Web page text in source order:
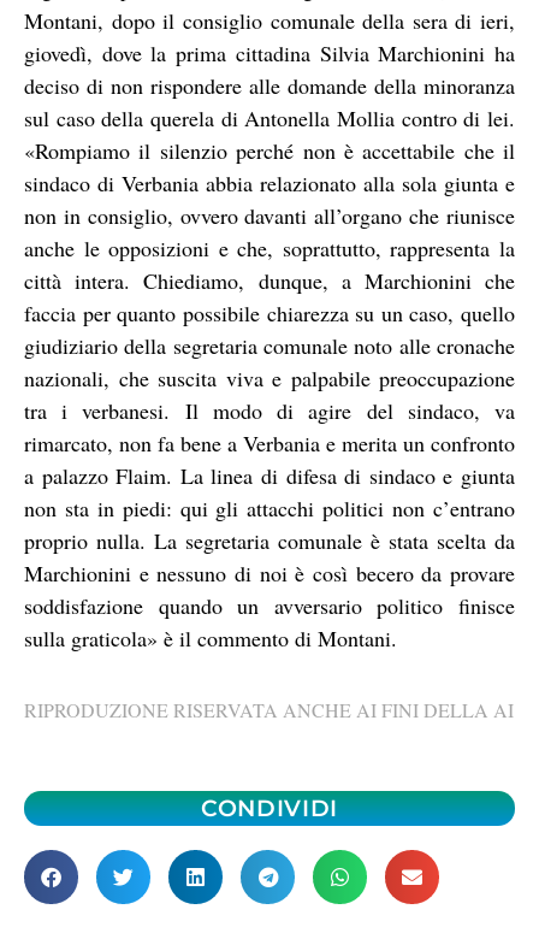
Montani, dopo il consiglio comunale della sera di ieri,
giovedì, dove la prima cittadina Silvia Marchionini ha
deciso di non rispondere alle domande della minoranza
sul caso della querela di Antonella Mollia contro di lei.
«Rompiamo il silenzio perché non è accettabile che il
sindaco di Verbania abbia relazionato alla sola giunta e
non in consiglio, ovvero davanti all’organo che riunisce
anche le opposizioni e che, soprattutto, rappresenta la
città intera. Chiediamo, dunque, a Marchionini che
faccia per quanto possibile chiarezza su un caso, quello
giudiziario della segretaria comunale noto alle cronache
nazionali, che suscita viva e palpabile preoccupazione
tra i verbanesi. Il modo di agire del sindaco, va
rimarcato, non fa bene a Verbania e merita un confronto
a palazzo Flaim. La linea di difesa di sindaco e giunta
non sta in piedi: qui gli attacchi politici non c’entrano
proprio nulla. La segretaria comunale è stata scelta da
Marchionini e nessuno di noi è così becero da provare
soddisfazione quando un avversario politico finisce
sulla graticola» è il commento di Montani.
RIPRODUZIONE RISERVATA ANCHE AI FINI DELLA AI
CONDIVIDI